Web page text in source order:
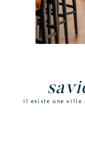
il existe une ville